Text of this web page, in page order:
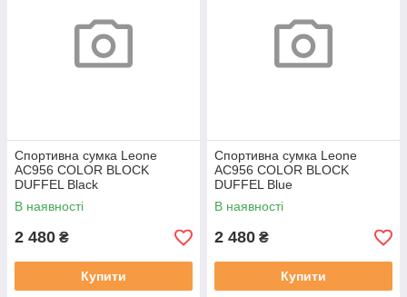
Спортивна сумка Leone
AC956 COLOR BLOCK
DUFFEL Black
В наявності
2 480 ₴
Купити
Спортивна сумка Leone
AC956 COLOR BLOCK
DUFFEL Blue
В наявності
2 480 ₴
Купити